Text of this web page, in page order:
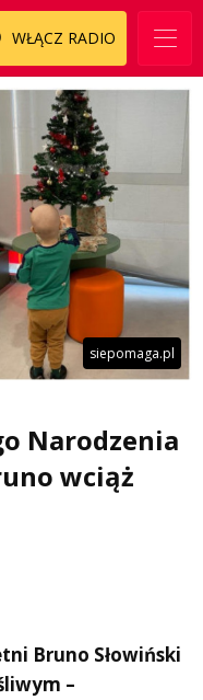
WŁĄCZ RADIO
siepomaga.pl
Narodzenia
wciąż
Bruno Słowiński
–